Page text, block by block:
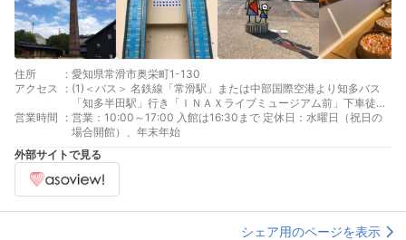
住所 : 愛知県常滑市奥栄町1-130
アクセス
: (1)＜バス＞ 名鉄線「常滑駅」または中部国際空港より知多バス
「知多半田駅」行き「ＩＮＡＸライブミュージアム前」下車徒歩
２分 (2)＜お車＞ ・名鉄線「常滑駅」より車で約６分 ・中部国際
空港より約１０分（「りんくうＩＣ」降りる） ・セントレアライ
ン（名古屋方面から）「常滑ＩＣ」より約７分 ・知多半島道路
「半田ＩＣ」より約１５分
営業時間 : 営業：10:00～17:00 入館は16:30まで 定休日：水曜日（祝日の
場合開館）、年末年始
外部サイトで見る
シェア用のページを表示